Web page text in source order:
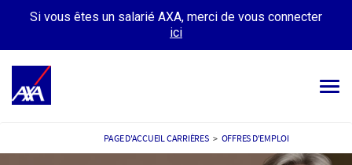
Si vous êtes un salarié AXA, merci de vous connecter
ici
PAGE D'ACCUEIL CARRIÈRES > OFFRES D'EMPLOI